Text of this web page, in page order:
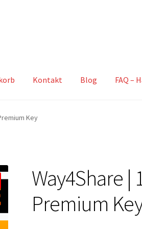
Kontakt Blog FAQ –
Key
Way4Share |
Premium